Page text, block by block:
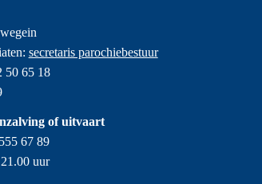
secretaris parochiebestuur
50 65 18
of uitvaart
67 89
uur